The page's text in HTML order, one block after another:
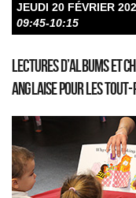
JEUDI 20 FÉVRIER
09:45-10:15
Lectures d’albums et
anglaise pour les